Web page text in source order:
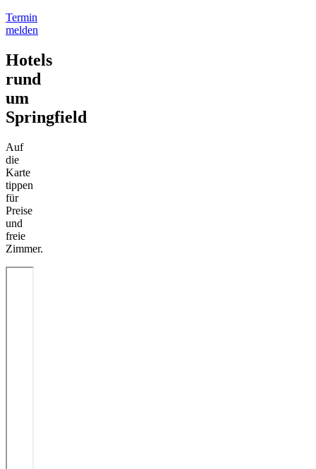
Termin
melden
Hotels
rund
um
Springfield
Auf
die
Karte
tippen
für
Preise
und
freie
Zimmer.